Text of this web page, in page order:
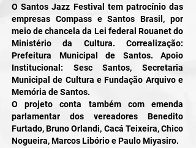
O Santos Jazz Festival tem patrocínio das
empresas Compass e Santos Brasil, por
meio de chancela da Lei federal Rouanet do
Ministério da Cultura. Correalização:
Prefeitura Municipal de Santos. Apoio
Institucional: Sesc Santos, Secretaria
Municipal de Cultura e Fundação Arquivo e
Memória de Santos.
O projeto conta também com emenda
parlamentar dos vereadores Benedito
Furtado, Bruno Orlandi, Cacá Teixeira, Chico
Nogueira, Marcos Libório e Paulo Miyasiro.